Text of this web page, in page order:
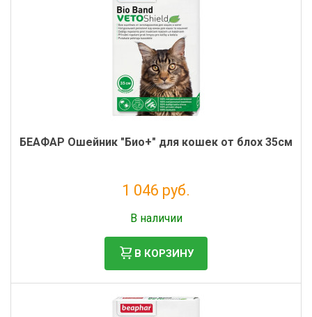
БЕАФАР Ошейник "Био+" для кошек от блох 35см
1 046 руб.
В наличии
В КОРЗИНУ